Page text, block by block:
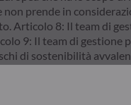
prende in
Articolo 8: Il team di
9: Il team di gestione
di sostenibilità